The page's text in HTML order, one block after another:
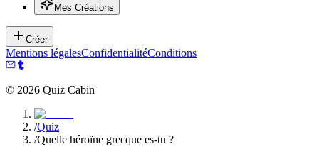
Mes Créations
Créer
Mentions légalesConfidentialitéConditions
© 2026 Quiz Cabin
/Quiz
/Quelle héroïne grecque es-tu ?